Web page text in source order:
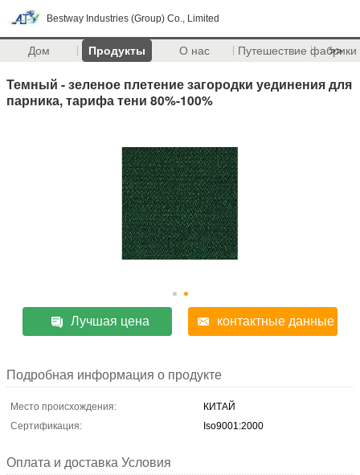
Bestway Industries (Group) Co., Limited
Дом Продукты О нас Путешествие фабрики
>>
Темный - зеленое плетение загородки уединения для
парника, тарифа тени 80%-100%
Лучшая цена контактные данные
Подробная информация о продукте
Место происхождения:
КИТАЙ
Сертификация:
Iso9001:2000
Оплата и доставка Условия